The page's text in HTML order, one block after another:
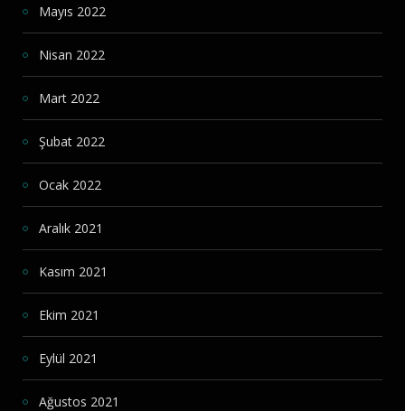
Mayıs 2022
Nisan 2022
Mart 2022
Şubat 2022
Ocak 2022
Aralık 2021
Kasım 2021
Ekim 2021
Eylül 2021
Ağustos 2021